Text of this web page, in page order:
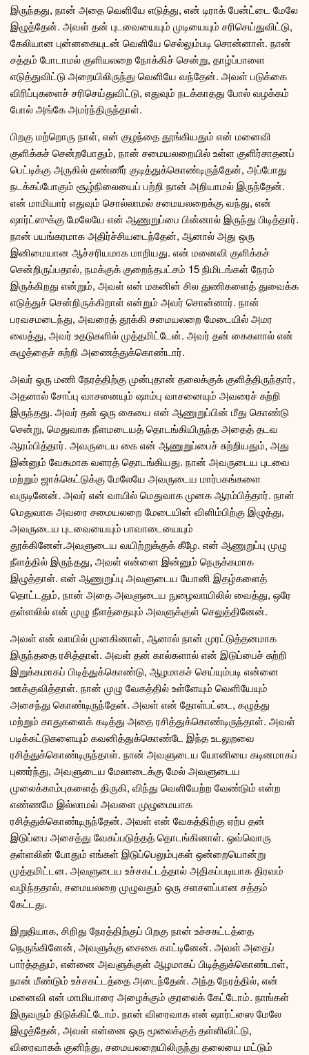
இருந்தது, நான் அதை வெளியே எடுத்து, என் டிராக் பேன்ட்டை மேலே
இழுத்தேன். அவள் தன் புடவையையும் முடியையும் சரிசெய்துவிட்டு,
கேலியான புன்னகையுடன் வெளியே செல்லும்படி சொன்னாள். நான்
சத்தம் போடாமல் குளியலறை நோக்கிச் சென்று, தாழ்ப்பாளை
எடுத்துவிட்டு அறையிலிருந்து வெளியே வந்தேன். அவள் படுக்கை
விரிப்புகளைச் சரிசெய்துவிட்டு, எதுவும் நடக்காதது போல் வழக்கம்
போல் அங்கே அமர்ந்திருந்தாள்.
பிறகு மற்றொரு நாள், என் குழந்தை தூங்கியதும் என் மனைவி
குளிக்கச் சென்றபோதும், நான் சமையலறையில் உள்ள குளிர்சாதனப்
பெட்டிக்கு அருகில் தண்ணீர் குடித்துக்கொண்டிருந்தேன், அப்போது
நடக்கப்போகும் சூழ்நிலையைப் பற்றி நான் அறியாமல் இருந்தேன்.
என் மாமியார் எதுவும் சொல்லாமல் சமையலறைக்கு வந்து, என்
ஷார்ட்ஸுக்கு மேலேயே என் ஆணுறுப்பை பின்னால் இருந்து பிடித்தார்.
நான் பயங்கரமாக அதிர்ச்சியடைந்தேன், ஆனால் அது ஒரு
இனிமையான ஆச்சரியமாக மாறியது. என் மனைவி குளிக்கச்
சென்றிருப்பதால், நமக்குக் குறைந்தபட்சம் 15 நிமிடங்கள் நேரம்
இருக்கிறது என்றும், அவள் என் மகனின் சில துணிகளைத் துவைக்க
எடுத்துச் சென்றிருக்கிறாள் என்றும் அவர் சொன்னார். நான்
பரவசமடைந்து, அவரைத் தூக்கி சமையலறை மேடையில் அமர
வைத்து, அவர் உதடுகளில் முத்தமிட்டேன். அவர் தன் கைகளால் என்
கழுத்தைச் சுற்றி அணைத்துக்கொண்டார்.
அவர் ஒரு மணி நேரத்திற்கு முன்புதான் தலைக்குக் குளித்திருந்தார்,
அதனால் சோப்பு வாசனையும் ஷாம்பு வாசனையும் அவரைச் சுற்றி
இருந்தது. அவர் தன் ஒரு கையை என் ஆணுறுப்பின் மீது கொண்டு
சென்று, மெதுவாக நீளமடையத் தொடங்கியிருந்த அதைத் தடவ
ஆரம்பித்தார். அவருடைய கை என் ஆணுறுப்பைச் சுற்றியதும், அது
இன்னும் வேகமாக வளரத் தொடங்கியது. நான் அவருடைய புடவை
மற்றும் ஜாக்கெட்டுக்கு மேலேயே அவருடைய மார்பகங்களை
வருடினேன். அவர் என் வாயில் மெதுவாக முனக ஆரம்பித்தார். நான்
மெதுவாக அவரை சமையலறை மேடையின் விளிம்பிற்கு இழுத்து,
அவருடைய புடவையையும் பாவாடையையும்
தூக்கினேன்.அவளுடைய வயிற்றுக்குக் கீழே. என் ஆணுறுப்பு முழு
நீளத்தில் இருந்தது, அவள் என்னை இன்னும் நெருக்கமாக
இழுத்தாள். என் ஆணுறுப்பு அவளுடைய யோனி இதழ்களைத்
தொட்டதும், நான் அதை அவளுடைய நுழைவாயிலில் வைத்து, ஒரே
தள்ளலில் என் முழு நீளத்தையும் அவளுக்குள் செலுத்தினேன்.
அவள் என் வாயில் முனகினாள், ஆனால் நான் முரட்டுத்தனமாக
இருந்ததை ரசித்தாள். அவள் தன் கால்களால் என் இடுப்பைச் சுற்றி
இறுக்கமாகப் பிடித்துக்கொண்டு, ஆழமாகச் செய்யும்படி என்னை
ஊக்குவித்தாள். நான் முழு வேகத்தில் உள்ளேயும் வெளியேயும்
அசைந்து கொண்டிருந்தேன். அவள் என் தோள்பட்டை, கழுத்து
மற்றும் காதுகளைக் கடித்து அதை ரசித்துக்கொண்டிருந்தாள். அவள்
படிக்கட்டுகளையும் கவனித்துக்கொண்டே இந்த உடலுறவை
ரசித்துக்கொண்டிருந்தாள். நான் அவளுடைய யோனியை கடினமாகப்
புணர்ந்து, அவளுடைய மேலாடைக்கு மேல் அவளுடைய
முலைக்காம்புகளைத் திருகி, விந்து வெளியேற்ற வேண்டும் என்ற
எண்ணமே இல்லாமல் அவளை முழுமையாக
ரசித்துக்கொண்டிருந்தேன். அவள் என் வேகத்திற்கு ஏற்ப தன்
இடுப்பை அசைத்து வேகப்படுத்தத் தொடங்கினாள். ஒவ்வொரு
தள்ளலின் போதும் எங்கள் இடுப்பெலும்புகள் ஒன்றையொன்று
முத்தமிட்டன. அவளுடைய உச்சகட்டத்தால் அதிகப்படியாக திரவம்
வழிந்ததால், சமையலறை முழுவதும் ஒரு சளசளப்பான சத்தம்
கேட்டது.
இறுதியாக, சிறிது நேரத்திற்குப் பிறகு நான் உச்சகட்டத்தை
நெருங்கினேன், அவளுக்கு சைகை காட்டினேன். அவள் அதைப்
பார்த்ததும், என்னை அவளுக்குள் ஆழமாகப் பிடித்துக்கொண்டாள்,
நான் மீண்டும் உச்சகட்டத்தை அடைந்தேன். அந்த நேரத்தில், என்
மனைவி என் மாமியாரை அழைக்கும் குரலைக் கேட்டோம். நாங்கள்
இருவரும் திடுக்கிட்டோம். நான் விரைவாக என் ஷார்ட்ஸை மேலே
இழுத்தேன், அவள் என்னை ஒரு மூலைக்குத் தள்ளிவிட்டு,
விரைவாகக் குனிந்து, சமையலறையிலிருந்து தலையை மட்டும்